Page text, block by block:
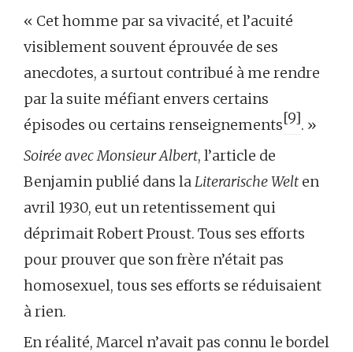
« Cet homme par sa vivacité, et l’acuité
visiblement souvent éprouvée de ses
anecdotes, a surtout contribué à me rendre
par la suite méfiant envers certains
épisodes ou certains renseignements[9]. »
Soirée avec Monsieur Albert, l’article de
Benjamin publié dans laLiterarische Welt en
avril 1930, eut un retentissement qui
déprimait Robert Proust. Tous ses efforts
pour prouver que son frère n’était pas
homosexuel, tous ses efforts se réduisaient
à rien.
En réalité, Marcel n’avait pas connu le bordel